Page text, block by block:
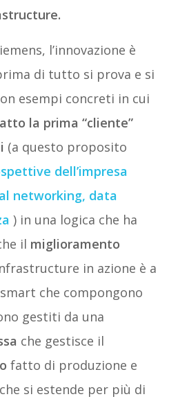
l’innovazione è
di tutto si prova e si
esempi concreti in cui
la prima “cliente”
(a questo proposito
dell’impresa
networking, data
) in una logica che ha
il miglioramento
in azione è a
che compongono
gestiti da una
che gestisce il
fatto di produzione e
si estende per più di